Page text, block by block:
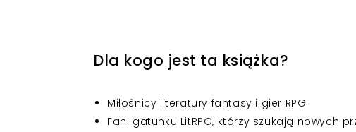
Dla kogo jest ta książka?
Miłośnicy literatury fantasy i gier RPG
Fani gatunku LitRPG, którzy szukają nowych